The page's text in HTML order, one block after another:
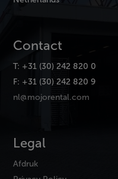
Contact
T: +31 (30) 242 820 0
F: +31 (30) 242 820 9
nl@mojorental.com
Legal
Afdruk